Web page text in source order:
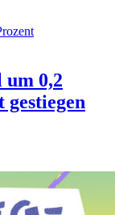
um 0,2
gestiegen